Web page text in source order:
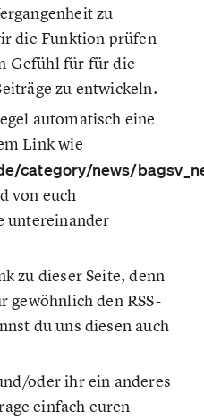
zu
die Funktion prüfen
Gefühl für für die
zu entwickeln.
automatisch eine
Link wie
category/news/
von euch
untereinander
zu dieser Seite, denn
den RSS-
du uns diesen auch
oder ihr ein anderes
einfach euren